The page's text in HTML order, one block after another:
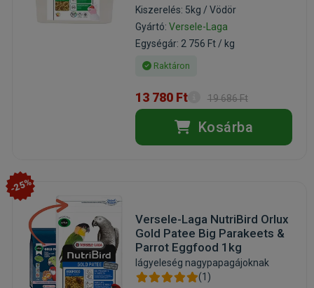
Kiszerelés: 5kg / Vödör
Gyártó: Versele-Laga
Egységár: 2 756 Ft / kg
Raktáron
13 780 Ft 19 686 Ft
Kosárba
-25%
Versele-Laga NutriBird Orlux
Gold Patee Big Parakeets &
Parrot Eggfood 1kg
lágyeleség nagypapagájoknak
(1)